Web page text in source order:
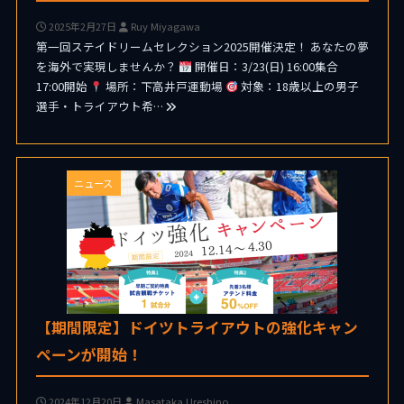
2025年2月27日 Ruy Miyagawa
第一回ステイドリームセレクション2025開催決定！ あなたの夢
を海外で実現しませんか？
開催日：3/23(日) 16:00集合
17:00開始
場所：下高井戸運動場
対象：18歳以上の男子
選手・トライアウト希…
ニュース
【期間限定】ドイツトライアウトの強化キャン
ペーンが開始！